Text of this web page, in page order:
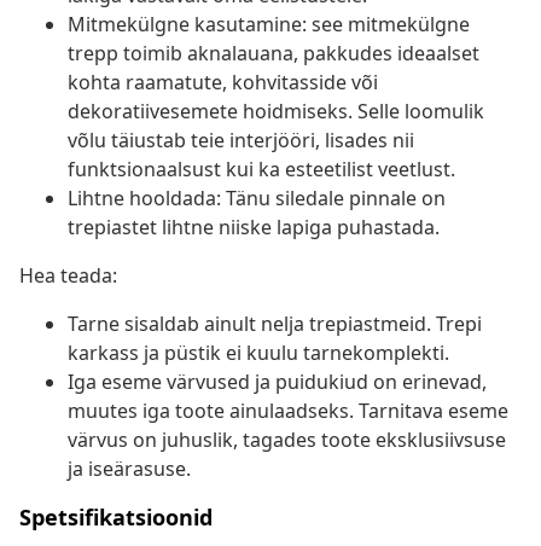
Mitmekülgne kasutamine: see mitmekülgne
trepp toimib aknalauana, pakkudes ideaalset
kohta raamatute, kohvitasside või
dekoratiivesemete hoidmiseks. Selle loomulik
võlu täiustab teie interjööri, lisades nii
funktsionaalsust kui ka esteetilist veetlust.
Lihtne hooldada: Tänu siledale pinnale on
trepiastet lihtne niiske lapiga puhastada.
Hea teada:
Tarne sisaldab ainult nelja trepiastmeid. Trepi
karkass ja püstik ei kuulu tarnekomplekti.
Iga eseme värvused ja puidukiud on erinevad,
muutes iga toote ainulaadseks. Tarnitava eseme
värvus on juhuslik, tagades toote eksklusiivsuse
ja iseärasuse.
Spetsifikatsioonid